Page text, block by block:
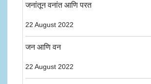
जनांतून वनांत आणि परत
22 August 2022
जन आणि वन
22 August 2022